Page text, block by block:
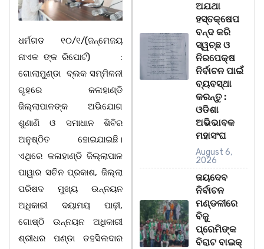
ଧର୍ମଗଡ ୧୦/୧/(ଜନ୍ମେଜୟ
ନାଏକ ଙ୍କ ରିପୋର୍ଟ) :
ଗୋଲାମୁଣ୍ଡା ବ୍ଲକ ସମ୍ମିଳନୀ
ଗୃହରେ କଳାହାଣ୍ଡି
ଜିଲ୍ଲାପାଳଙ୍କ ଅଭିଯୋଗ
ଶୁଣାଣି ଓ ସମାଧାନ ଶିବିର
ଅନୁଷ୍ଠିତ ହୋଇଯାଇଛି।
ଏଥିରେ କଳାହାଣ୍ଡି ଜିଲ୍ଲାପାଳ
ପାୱାର ସଚିନ ପ୍ରକାଶ, ଜିଲ୍ଲା
ପରିଷଦ ମୁଖ୍ୟ ଉନ୍ନୟନ
ଅଧିକାରୀ ଦୟାମୟ ପାଢ଼ୀ,
ଗୋଷ୍ଠି ଉନ୍ନୟନ ଅଧିକାରୀ
ଶ୍ରୀଧର ପଣ୍ଡା ତହସିଲଦାର
ଅଯଥା
ହସ୍ତକ୍ଷେପ
ବନ୍ଦ କରି
ସ୍ୱଚ୍ଛ ଓ
ନିରପେକ୍ଷ
ନିର୍ବାଚନ ପାଇଁ
ବ୍ୟବସ୍ଥା
କରନ୍ତୁ :
ଓଡିଶା
ଅଭିଭାବକ
ମହାସଂଘ
August 6,
2026
ଜୟଦେବ
ନିର୍ବାଚନ
ମଣ୍ଡଳୀରେ
ବିଜୁ
ପ୍ରେମିଙ୍କ
ବିରାଟ ବାଇକ୍